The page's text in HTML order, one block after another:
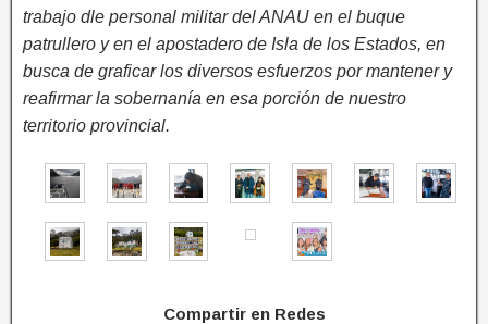
trabajo dle personal militar del ANAU en el buque
patrullero y en el apostadero de Isla de los Estados, en
busca de graficar los diversos esfuerzos por mantener y
reafirmar la sobernanía en esa porción de nuestro
territorio provincial.
Compartir en Redes